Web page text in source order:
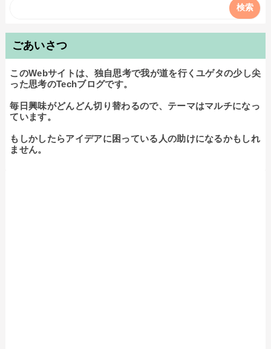
ごあいさつ
このWebサイトは、独自思考で我が道を行くユゲタの少し尖
った思考のTechブログです。
毎日興味がどんどん切り替わるので、テーマはマルチになっ
ています。
もしかしたらアイデアに困っている人の助けになるかもしれ
ません。